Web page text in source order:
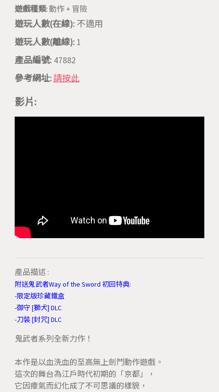
遊戲種類:動作 + 冒險
遊玩人數(在線): 不適用
遊玩人數(離線): 1
產品編號: 47882
參考網址:請按此
影片:
產品描述 :
附送鬼武者Way of the Sword 初回特典:
-限定版珍藏鐵盒
-御守 [獅犬] DLC
-刀裝 [封咒] DLC
鬼武者系列全新力作！
本作是以血洗血的至高無上劍鬥動作遊戲。
這次的舞台為江戶時代初期的「京都」，
它因瘴氣而幻化成了不可思議的樣貌，